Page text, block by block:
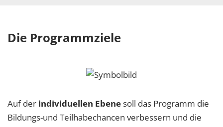
Die Programmziele
Auf der individuellen Ebenesoll das Programm die
Bildungs-und Teilhabechancen verbessern und die